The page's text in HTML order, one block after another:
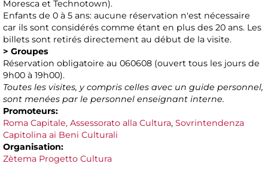
Moresca et Technotown).
Enfants de 0 à 5 ans: aucune réservation n'est nécessaire
car ils sont considérés comme étant en plus des 20 ans. Les
billets sont retirés directement au début de la visite.
> Groupes
Réservation obligatoire au 060608 (ouvert tous les jours de
9h00 à 19h00).
Toutes les visites, y compris celles avec un guide personnel,
sont menées par le personnel enseignant interne.
Promoteurs:
Roma Capitale, Assessorato alla Cultura, Sovrintendenza
Capitolina ai Beni Culturali
Organisation:
Zètema Progetto Cultura